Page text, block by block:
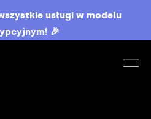
usługi w modelu
🎉